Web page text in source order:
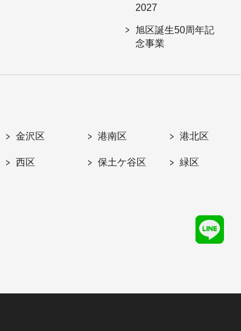
2027
旭区誕生50周年記
念事業
金沢区 港南区 港北区
西区 保土ケ谷区 緑区